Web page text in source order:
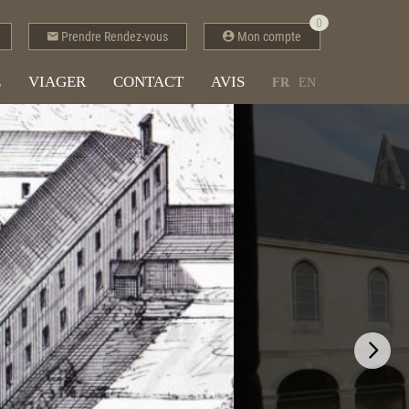
Prendre Rendez-vous Mon compte
0
VIAGER CONTACT AVIS FR EN